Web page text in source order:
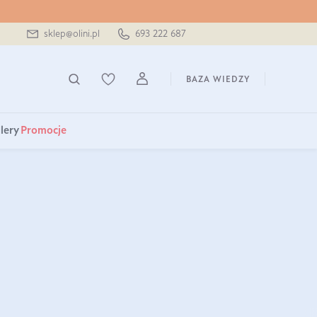
sklep@olini.pl 693 222 687
BAZA WIEDZY
Promocje